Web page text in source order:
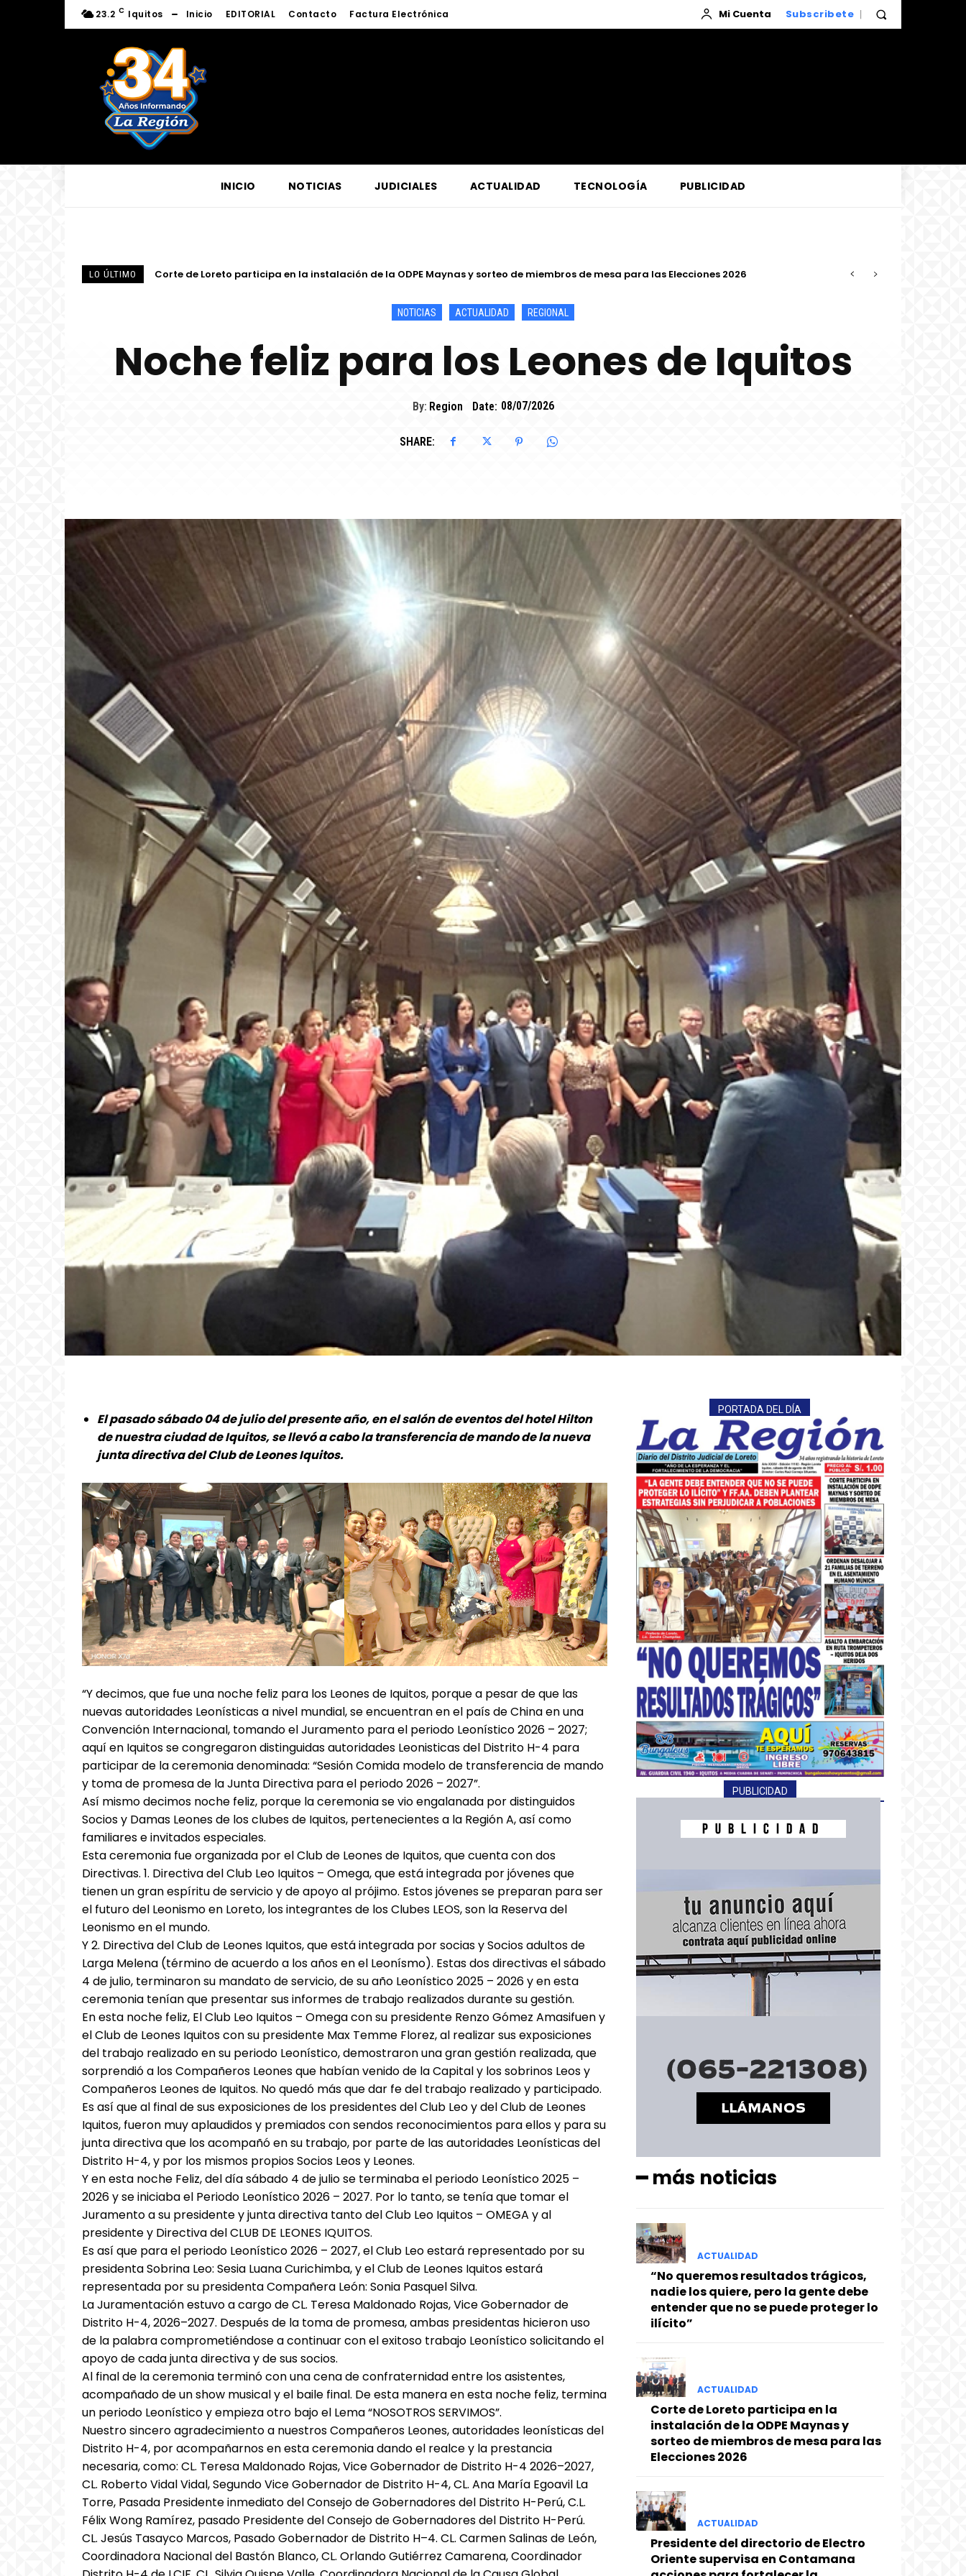
━ Planes
23.2 C Iquitos Inicio EDITORIAL Contacto Factura Electrónica Mi Cuenta Subscribete
INICIO NOTICIAS JUDICIALES ACTUALIDAD TECNOLOGÍA PUBLICIDAD
LO ÚLTIMO
Presidente del directorio de Electro Oriente supervisa en Contamana acciones para fortalecer la confiabilidad del servicio
NOTICIAS ACTUALIDAD REGIONAL
Noche feliz para los Leones de Iquitos
By: Region Date: 08/07/2026
SHARE:
El pasado sábado 04 de julio del presente año, en el salón de eventos del hotel Hilton
de nuestra ciudad de Iquitos, se llevó a cabo la transferencia de mando de la nueva
junta directiva del Club de Leones Iquitos.
“Y decimos, que fue una noche feliz para los Leones de Iquitos, porque a pesar de que las
nuevas autoridades Leonísticas a nivel mundial, se encuentran en el país de China en una
Convención Internacional, tomando el Juramento para el periodo Leonístico 2026 – 2027;
aquí en Iquitos se congregaron distinguidas autoridades Leonisticas del Distrito H-4 para
participar de la ceremonia denominada: “Sesión Comida modelo de transferencia de mando
y toma de promesa de la Junta Directiva para el periodo 2026 – 2027”.
Así mismo decimos noche feliz, porque la ceremonia se vio engalanada por distinguidos
Socios y Damas Leones de los clubes de Iquitos, pertenecientes a la Región A, así como
familiares e invitados especiales.
Esta ceremonia fue organizada por el Club de Leones de Iquitos, que cuenta con dos
Directivas. 1. Directiva del Club Leo Iquitos – Omega, que está integrada por jóvenes que
tienen un gran espíritu de servicio y de apoyo al prójimo. Estos jóvenes se preparan para ser
el futuro del Leonismo en Loreto, los integrantes de los Clubes LEOS, son la Reserva del
Leonismo en el mundo.
Y 2. Directiva del Club de Leones Iquitos, que está integrada por socias y Socios adultos de
Larga Melena (término de acuerdo a los años en el Leonísmo). Estas dos directivas el sábado
4 de julio, terminaron su mandato de servicio, de su año Leonístico 2025 – 2026 y en esta
ceremonia tenían que presentar sus informes de trabajo realizados durante su gestión.
En esta noche feliz, El Club Leo Iquitos – Omega con su presidente Renzo Gómez Amasifuen y
el Club de Leones Iquitos con su presidente Max Temme Florez, al realizar sus exposiciones
del trabajo realizado en su periodo Leonístico, demostraron una gran gestión realizada, que
sorprendió a los Compañeros Leones que habían venido de la Capital y los sobrinos Leos y
Compañeros Leones de Iquitos. No quedó más que dar fe del trabajo realizado y participado.
Es así que al final de sus exposiciones de los presidentes del Club Leo y del Club de Leones
Iquitos, fueron muy aplaudidos y premiados con sendos reconocimientos para ellos y para su
junta directiva que los acompañó en su trabajo, por parte de las autoridades Leonísticas del
Distrito H-4, y por los mismos propios Socios Leos y Leones.
Y en esta noche Feliz, del día sábado 4 de julio se terminaba el periodo Leonístico 2025 –
2026 y se iniciaba el Periodo Leonístico 2026 – 2027. Por lo tanto, se tenía que tomar el
Juramento a su presidente y junta directiva tanto del Club Leo Iquitos – OMEGA y al
presidente y Directiva del CLUB DE LEONES IQUITOS.
Es así que para el periodo Leonístico 2026 – 2027, el Club Leo estará representado por su
presidenta Sobrina Leo: Sesia Luana Curichimba, y el Club de Leones Iquitos estará
representada por su presidenta Compañera León: Sonia Pasquel Silva.
La Juramentación estuvo a cargo de CL. Teresa Maldonado Rojas, Vice Gobernador de
Distrito H-4, 2026–2027. Después de la toma de promesa, ambas presidentas hicieron uso
de la palabra comprometiéndose a continuar con el exitoso trabajo Leonístico solicitando el
apoyo de cada junta directiva y de sus socios.
Al final de la ceremonia terminó con una cena de confraternidad entre los asistentes,
acompañado de un show musical y el baile final. De esta manera en esta noche feliz, termina
un periodo Leonístico y empieza otro bajo el Lema “NOSOTROS SERVIMOS”.
Nuestro sincero agradecimiento a nuestros Compañeros Leones, autoridades leonísticas del
Distrito H-4, por acompañarnos en esta ceremonia dando el realce y la prestancia
necesaria, como: CL. Teresa Maldonado Rojas, Vice Gobernador de Distrito H-4 2026–2027,
CL. Roberto Vidal Vidal, Segundo Vice Gobernador de Distrito H-4, CL. Ana María Egoavil La
Torre, Pasada Presidente inmediato del Consejo de Gobernadores del Distrito H-Perú, C.L.
Félix Wong Ramírez, pasado Presidente del Consejo de Gobernadores del Distrito H-Perú.
CL. Jesús Tasayco Marcos, Pasado Gobernador de Distrito H–4. CL. Carmen Salinas de León,
Coordinadora Nacional del Bastón Blanco, CL. Orlando Gutiérrez Camarena, Coordinador
PORTADA DEL DÍA
PUBLICIDAD
━ más noticias
ACTUALIDAD
“No queremos resultados trágicos,
nadie los quiere, pero la gente debe
entender que no se puede proteger lo
ilícito”
ACTUALIDAD
Corte de Loreto participa en la
instalación de la ODPE Maynas y
sorteo de miembros de mesa para las
Elecciones 2026
ACTUALIDAD
Presidente del directorio de Electro
Oriente supervisa en Contamana